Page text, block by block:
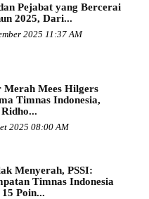
Pejabat yang Bercerai
2025, Dari...
2025 11:37 AM
Merah Mees Hilgers
Timnas Indonesia,
2025 08:00 AM
Menyerah, PSSI:
Timnas Indonesia
Poin...